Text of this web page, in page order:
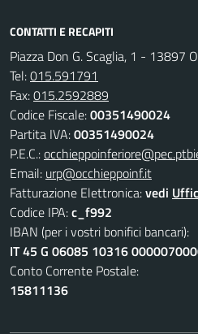
CONTATTI E RECAPITI
Piazza Don G. Scaglia, 1 - 13897
Tel:015.591791
Fax:015.2592889
Codice Fiscale:00351490024
Partita IVA:00351490024
P.E.C.:
Email: urp@occhieppoinf.it
Fatturazione Elettronica:vedi
Codice IPA:c_f992
IBAN (per i vostri bonifici bancari):
IT 45 G 06085 10316
Conto Corrente Postale:
15811136